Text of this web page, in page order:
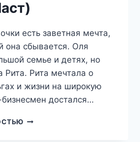
есть заветная мечта,
она сбывается. Оля
семье и детях, но
Рита. Рита мечтала о
и жизни на широкую
бизнесмен достался…
ПРИЧИНЯЯ